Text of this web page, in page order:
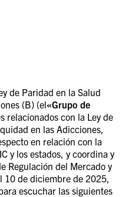
de Paridad en la Salud
(B) (el«Grupo de
relacionados con la Ley de
en las Adicciones,
en relación con la
y los estados, y coordina y
Regulación del Mercado y
10 de diciembre de 2025,
escuchar las siguientes